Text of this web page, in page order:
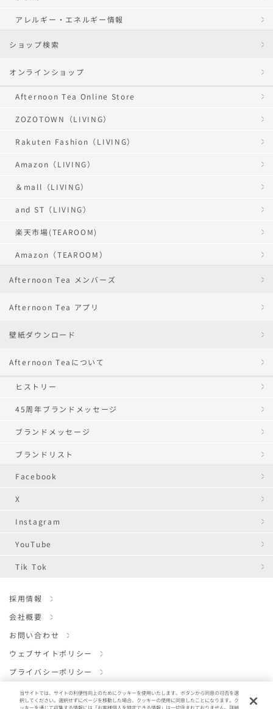
アレルギー・エネルギー情報
ショップ検索
オンラインショップ
Afternoon Tea Online Store
ZOZOTOWN（LIVING）
Rakuten Fashion（LIVING）
Amazon（LIVING）
＆mall（LIVING）
and ST（LIVING）
楽天市場(TEAROOM)
Amazon（TEAROOM）
Afternoon Tea メンバーズ
Afternoon Tea アプリ
壁紙ダウンロード
Afternoon Teaについて
ヒストリー
45周年ブランドメッセージ
ブランドメッセージ
ブランドリスト
Facebook
X
Instagram
YouTube
Tik Tok
採用情報
会社概要
お問い合わせ
ウェブサイトポリシー
プライバシーポリシー
クッキーポリシー
当サイトでは、サイトの利便性向上のためにクッキーを使用いたします。ボタンから同意の可否を選
択してください。選択せずにページを移動した場合、クッキーの使用に同意したことになります。ク
ッキーを通じて収集する情報には「お客様個人を特定できる情報」は一切含まれておりません。詳細